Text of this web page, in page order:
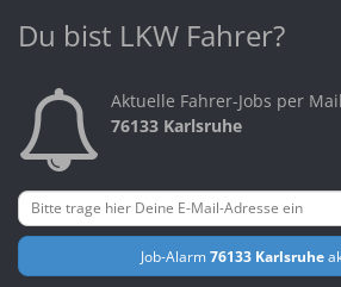
Du bist LKW Fahrer?
Aktuelle Fahrer-Jobs per
76133 Karlsruhe
Job-Alarm76133 Karlsruhe